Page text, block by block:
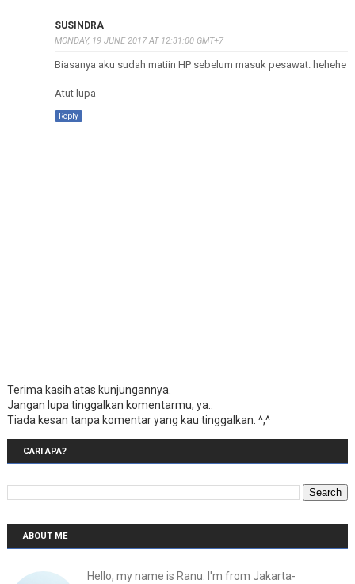
SUSINDRA
MONDAY, 19 JUNE 2017 AT 12:31:00 GMT+7
Biasanya aku sudah matiin HP sebelum masuk pesawat. hehehe
Atut lupa
Reply
Terima kasih atas kunjungannya.
Jangan lupa tinggalkan komentarmu, ya..
Tiada kesan tanpa komentar yang kau tinggalkan. ^,^
CARI APA?
ABOUT ME
Hello, my name is Ranu. I'm from Jakarta-